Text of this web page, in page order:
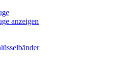
anzeigen